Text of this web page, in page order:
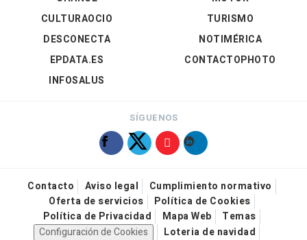
CULTURAOCIO
DESCONECTA
EPDATA.ES
INFOSALUS
TURISMO
NOTIMÉRICA
CONTACTOPHOTO
SÍGUENOS
Contacto Aviso legal
Cumplimiento normativo
Oferta de servicios
Política de Cookies
Política de Privacidad
Mapa Web
Temas
Configuración de Cookies
Loteria de navidad